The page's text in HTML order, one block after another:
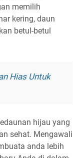
memilih
kering, daun
betul-betul
Hias Untuk
hijau yang
sehat. Mengawali
anda lebih